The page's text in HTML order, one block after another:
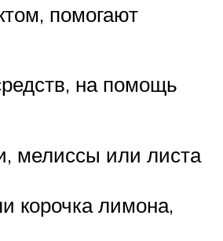
помогают
на помощь
мелиссы или листа
корочка лимона,